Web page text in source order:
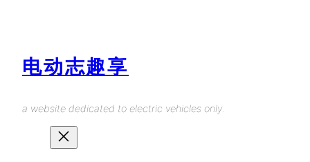
电动志趣享
a website dedicated to electric vehicles only.